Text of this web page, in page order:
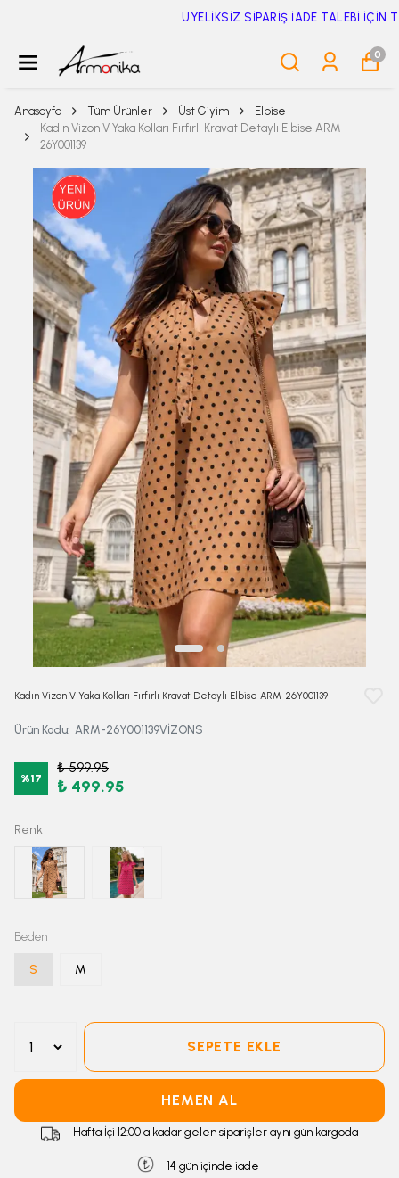
ÜYELİKSİZ SİPARİŞ İADE TALEBİ İÇİN TIKLA
0
Anasayfa Tüm Ürünler Üst Giyim
Elbise
Kadın Vizon V Yaka Kolları Fırfırlı Kravat Detaylı Elbise ARM-
26Y001139
Kadın Vizon V Yaka Kolları Fırfırlı Kravat Detaylı Elbise ARM-26Y001139
Ürün Kodu: ARM-26Y001139VİZONS
%17
₺ 599.95
₺ 499.95
Renk
Beden
S M
SEPETE EKLE
HEMEN AL
Hafta İçi 12:00 a kadar gelen siparişler aynı gün kargoda
14 gün içinde iade